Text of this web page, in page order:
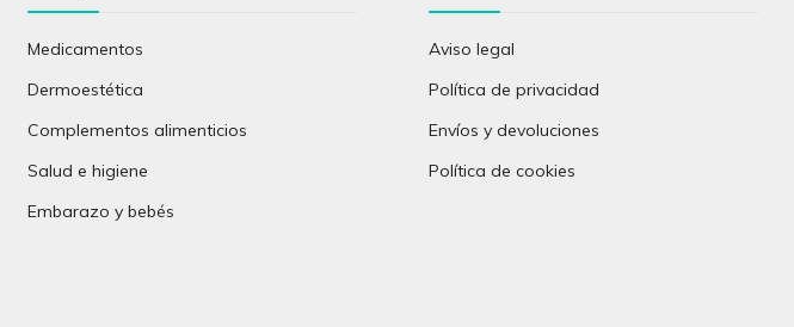
Medicamentos
Dermoestética
Complementos alimenticios
Salud e higiene
Embarazo y bebés
Aviso legal
Política de privacidad
Envíos y devoluciones
Política de cookies